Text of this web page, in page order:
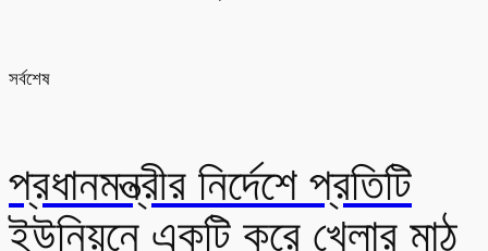
সর্বশেষ
প্রধানমন্ত্রীর নির্দেশে প্রতিটি
ইউনিয়নে একটি করে খেলার মাঠ